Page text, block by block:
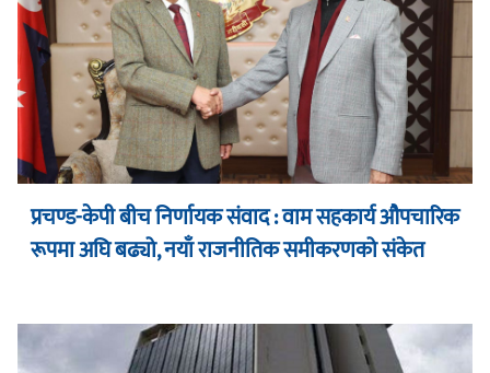
प्रचण्ड-केपी बीच निर्णायक संवाद : वाम सहकार्य औपचारिक
रूपमा अघि बढ्यो, नयाँ राजनीतिक समीकरणको संकेत